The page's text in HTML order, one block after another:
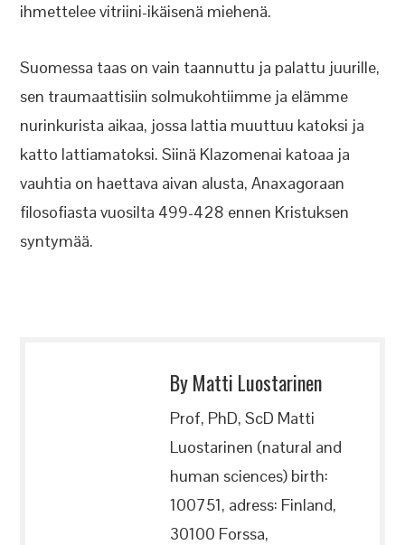
ihmettelee vitriini-ikäisenä miehenä.
Suomessa taas on vain taannuttu ja palattu juurille,
sen traumaattisiin solmukohtiimme ja elämme
nurinkurista aikaa, jossa lattia muuttuu katoksi ja
katto lattiamatoksi. Siinä Klazomenai katoaa ja
vauhtia on haettava aivan alusta, Anaxagoraan
filosofiasta vuosilta 499-428 ennen Kristuksen
syntymää.
By Matti Luostarinen
Prof, PhD, ScD Matti
Luostarinen (natural and
human sciences) birth:
100751, adress: Finland,
30100 Forssa,